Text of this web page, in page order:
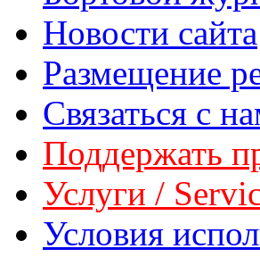
Новости сайта
Размещение
Связаться с
Поддержать
Услуги /
Условия